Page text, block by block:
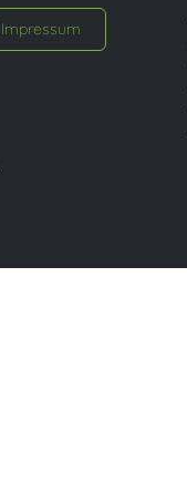
Impressum